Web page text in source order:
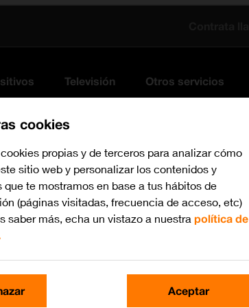
Televisión Otros servicios
Busca por problema o tema
cookies
propias y de terceros para analizar cómo
sitio web y personalizar los contenidos y
que te mostramos en base a tus hábitos de
(páginas visitadas, frecuencia de acceso, etc)
saber más, echa un vistazo a nuestra política de
Aceptar